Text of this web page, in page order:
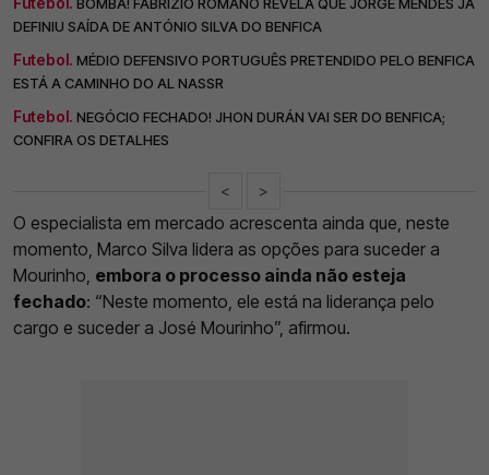
DEFINIU SAÍDA DE ANTÓNIO SILVA DO BENFICA
Futebol. MÉDIO DEFENSIVO PORTUGUÊS PRETENDIDO PELO BENFICA
ESTÁ A CAMINHO DO AL NASSR
Futebol. NEGÓCIO FECHADO! JHON DURÁN VAI SER DO BENFICA;
CONFIRA OS DETALHES
< >
O especialista em mercado acrescenta ainda que, neste
momento, Marco Silva lidera as opções para suceder a
Mourinho, embora o processo ainda não esteja
fechado: “Neste momento, ele está na liderança pelo
cargo e suceder a José Mourinho”, afirmou.